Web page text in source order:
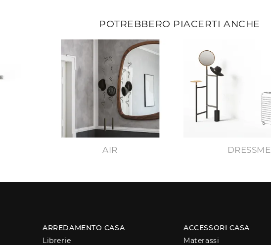
POTREBBERO PIACERTI ANCHE
AIR DRESSME
ARREDAMENTO CASA
Librerie
ACCESSORI CASA
Materassi